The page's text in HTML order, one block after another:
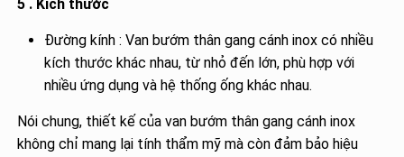
5 . Kích thước
Đường kính : Van bướm thân gang cánh inox có nhiều
kích thước khác nhau, từ nhỏ đến lớn, phù hợp với
nhiều ứng dụng và hệ thống ống khác nhau.
Nói chung, thiết kế của van bướm thân gang cánh inox
không chỉ mang lại tính thẩm mỹ mà còn đảm bảo hiệu